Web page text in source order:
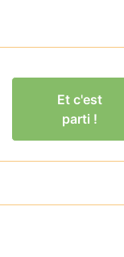
Et c'est
parti !